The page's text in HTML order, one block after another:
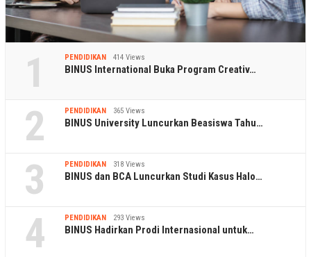
1 PENDIDIKAN 414 Views
BINUS International Buka Program Creativ…
2 PENDIDIKAN 365 Views
BINUS University Luncurkan Beasiswa Tahu…
3 PENDIDIKAN 318 Views
BINUS dan BCA Luncurkan Studi Kasus Halo…
4 PENDIDIKAN 293 Views
BINUS Hadirkan Prodi Internasional untuk…